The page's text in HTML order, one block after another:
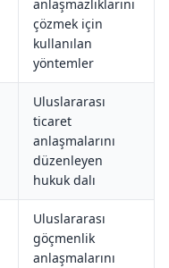
anlaşmazlıklarını
çözmek için
kullanılan
yöntemler
Uluslararası
ticaret
anlaşmalarını
düzenleyen
hukuk dalı
Uluslararası
göçmenlik
anlaşmalarını